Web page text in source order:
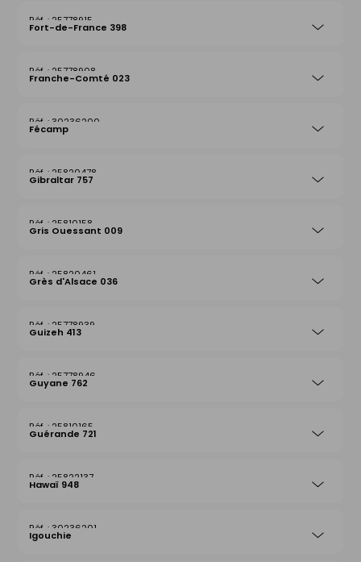
25778915
Fort-de-France 398
25778908
Franche-Comté 023
30236200
Fécamp
25820478
Gibraltar 757
25810158
Gris Ouessant 009
25820461
Grès d'Alsace 036
25778939
Guizeh 413
25778946
Guyane 762
25810165
Guérande 721
25822137
Hawaï 948
30236201
Igouchie